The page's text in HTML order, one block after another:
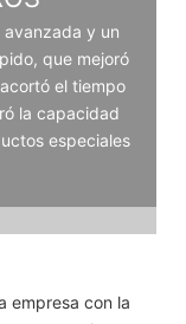
y un
que mejoró
el tiempo
la capacidad
especiales
empresa con la